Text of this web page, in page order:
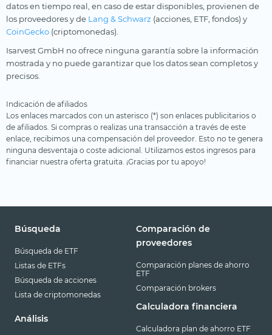
datos en tiempo real, en caso de estar disponibles, provienen de
los proveedores y de Lang & Schwarz (acciones, ETF, fondos) y
CoinGecko (criptomonedas).
Isarvest GmbH no ofrece ninguna garantía sobre la información
mostrada y no puede garantizar que los datos sean completos y
precisos.
Indicación de afiliados
Los enlaces marcados con un asterisco (*) son enlaces publicitarios o
de afiliados. Si compras o realizas una transacción a través de este
enlace, recibimos una compensación del proveedor. Esto no te genera
ninguna desventaja o coste adicional. Utilizamos estos ingresos para
financiar nuestra oferta gratuita. ¡Gracias por tu apoyo!
Búsqueda
Búsqueda de ETF
Listas de ETFs
Búsqueda de acciones
Lista de criptomonedas
Análisis
Comparación de
proveedores
Comparación planes de ahorro
ETF
Comparación brokers
Calculadora financiera
Calculadora plan de ahorro ETF